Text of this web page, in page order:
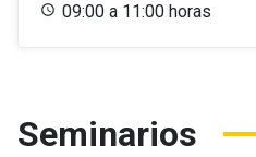
09:00 a 11:00 horas
Seminarios